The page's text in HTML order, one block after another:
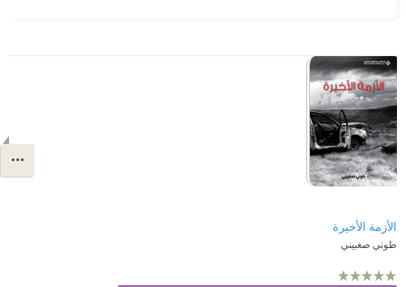
الأزمة الأخيرة
طوني صغبيني